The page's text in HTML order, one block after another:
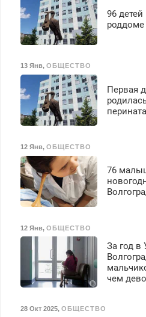
96
роддоме
13 Янв, ОБЩЕСТВО
Первая
12 Янв, ОБЩЕСТВО
76
12 Янв, ОБЩЕСТВО
За год в
чем
28 Окт 2025, ОБЩЕСТВО